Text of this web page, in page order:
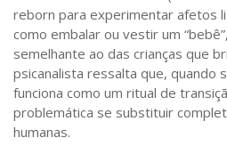
reborn para experimentar afetos
como embalar ou vestir um
semelhante ao das crianças que
psicanalista ressalta que, quando
funciona como um ritual de
problemática se substituir
humanas.